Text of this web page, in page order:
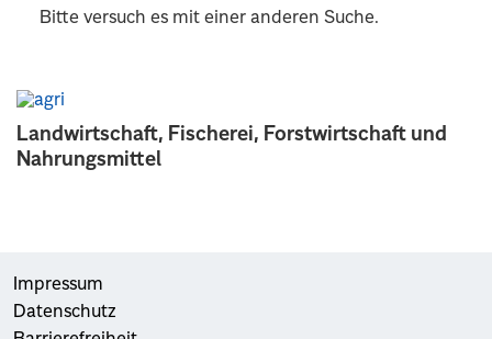
Landwirtschaft, Fischerei, Forstwirtschaft und
Nahrungsmittel
Bitte versuch es mit einer anderen Suche.
Impressum
Datenschutz